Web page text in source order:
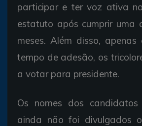
participar e ter voz ativa
estatuto após cumprir uma
meses. Além disso, apenas
tempo de adesão, os
a votar para presidente.
Os nomes dos candidatos
ainda não foi divulgados